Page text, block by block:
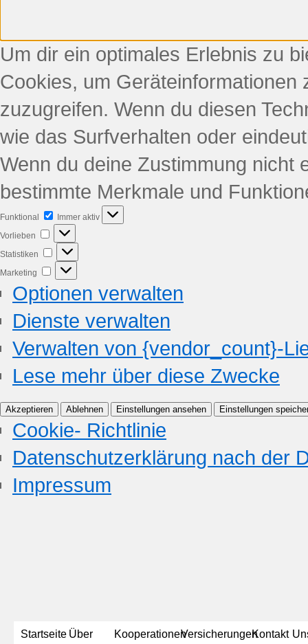
Um dir ein optimales Erlebnis zu
Cookies, um
zuzugreifen. Wenn du diesen
wie das Surfverhalten oder
Wenn du deine Zustimmung nicht
bestimmte Merkmale und
Funktional
Immer aktiv
Vorlieben
Statistiken
Marketing
Optionen verwalten
Dienste verwalten
Verwalten von {vendor_count}-
Lese mehr über diese Zwecke
Akzeptieren Ablehnen Einstellungen ansehen Einstellungen
Cookie- Richtlinie
Datenschutzerklärung nach der
Impressum
Startseite Über KooperationenVersicherungenKontakt